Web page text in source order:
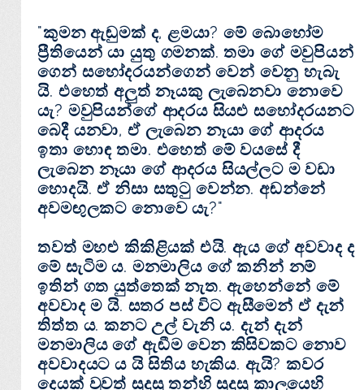
"කුමන ඇඬුමක්‌ ද, ළමයා? මේ බොහෝම
ප්‍රීතියෙන් යා යුතු ගමනක්‌. තමා ගේ මවුපියන්
ගෙන් සහෝදරයන්ගෙන් වෙන් වෙනු හැබැ
යි. එහෙත් අලුත් නෑයකු ලැබෙනවා නොවෙ
යැ? මවුපියන්ගේ ආදරය සියළු සහෝදරයනට
බෙදී යනවා, ඒ ලැබෙන නෑයා ගේ ආදරය
ඉතා හොඳ තමා. එහෙත් මේ වයසේ දී
ලැබෙන නෑයා ගේ ආදරය සියල්ලට ම වඩා
හොදයි. ඒ නිසා සතුටු වෙන්න. අඬන්නේ
අවමඟුලකට නොවෙ යැ?"
තවත් මහළු කිකිළියක්‌ එයි. ඇය ගේ අවවාද ද
මේ සැටිම ය. මනමාලිය ගේ කනින් නම්
ඉතින් ගත යුත්තෙක්‌ නැත. ඇහෙන්නේ මේ
අවවාද ම යි. සතර පස්‌ විට ඇසීමෙන් ඒ දැන්
තිත්ත ය. කනට උල් වැනි ය. දැන් දැන්
මනමාලිය ගේ ඇඬීම වෙන කිසිවකට නොව
අවවාදයට ය යි සිතිය හැකිය. ඇයි? කවර
දෙයක්‌ වුවත් සුදුසු තන්හි සුදුසු කාලයෙහි